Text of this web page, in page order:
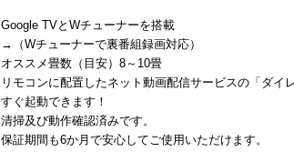
Google TVとWチューナーを搭載
→（Wチューナーで裏番組録画対応）
オススメ畳数（目安）8～10畳
リモコンに配置したネット動画配信サービスの「ダイ
すぐ起動できます！
清掃及び動作確認済みです。
保証期間も6か月で安心してご使用いただけます。